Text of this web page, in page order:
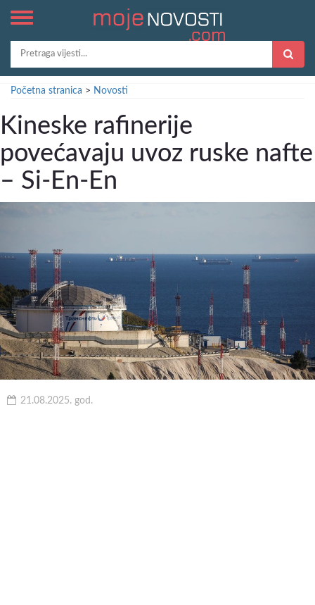
Početna stranica > Novosti
Kineske rafinerije
povećavaju uvoz ruske nafte
– Si-En-En
21.08.2025. god.